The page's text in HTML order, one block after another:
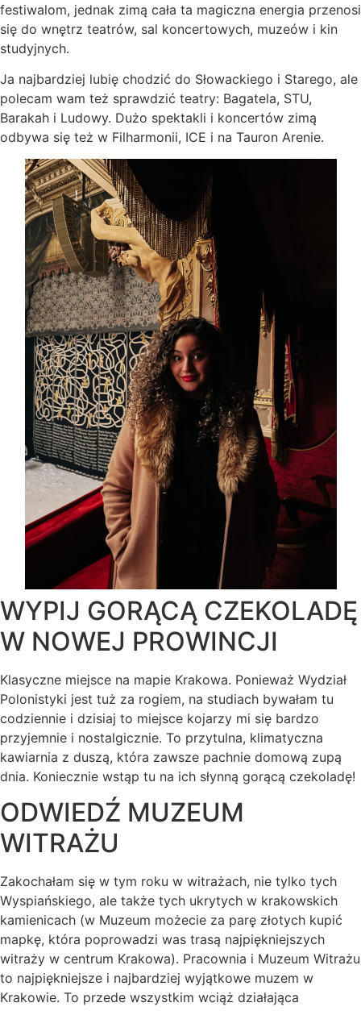
festiwalom, jednak zimą cała ta magiczna energia przenosi
się do wnętrz teatrów, sal koncertowych, muzeów i kin
studyjnych.
Ja najbardziej lubię chodzić do Słowackiego i Starego, ale
polecam wam też sprawdzić teatry: Bagatela, STU,
Barakah i Ludowy. Dużo spektakli i koncertów zimą
odbywa się też w Filharmonii, ICE i na Tauron Arenie.
WYPIJ GORĄCĄ CZEKOLADĘ
W NOWEJ PROWINCJI
Klasyczne miejsce na mapie Krakowa. Ponieważ Wydział
Polonistyki jest tuż za rogiem, na studiach bywałam tu
codziennie i dzisiaj to miejsce kojarzy mi się bardzo
przyjemnie i nostalgicznie. To przytulna, klimatyczna
kawiarnia z duszą, która zawsze pachnie domową zupą
dnia. Koniecznie wstąp tu na ich słynną gorącą czekoladę!
ODWIEDŹ MUZEUM
WITRAŻU
Zakochałam się w tym roku w witrażach, nie tylko tych
Wyspiańskiego, ale także tych ukrytych w krakowskich
kamienicach (w Muzeum możecie za parę złotych kupić
mapkę, która poprowadzi was trasą najpiękniejszych
witraży w centrum Krakowa). Pracownia i Muzeum Witrażu
to najpiękniejsze i najbardziej wyjątkowe muzem w
Krakowie. To przede wszystkim wciąż działająca